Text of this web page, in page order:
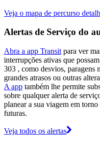
Veja o mapa de percurso
Alertas de Serviço do
Abra a app Transit para ver
interrupções ativas que
303 , como desvios, paragens
grandes atrasos ou outras
A app também lhe permite
sobre qualquer alerta de
planear a sua viagem em
futuras.
Veja todos os alertas